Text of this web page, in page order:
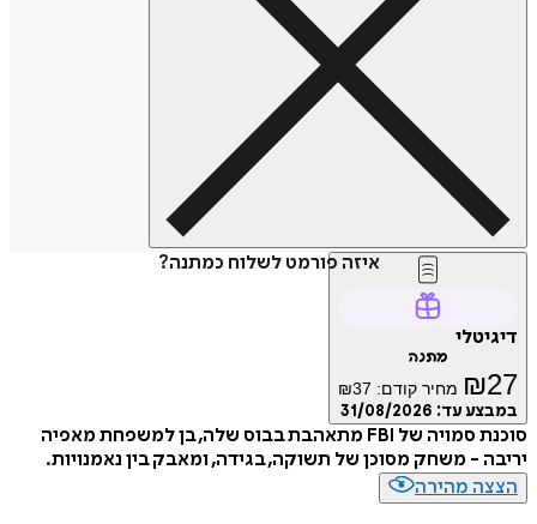
איזה פורמט לשלוח כמתנה?
₪ מחיר קודם: ₪37
עד:31/08/2026
סוכנת סמויה של FBI מתאהבת בבוס שלה, בן למשפחת מאפיה
- משחק מסוכן של תשוקה, בגידה, ומאבק בין נאמנויות.
מהירה